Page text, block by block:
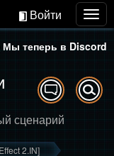
Войти
Мы теперь в Discord
сценарий
2.IN]